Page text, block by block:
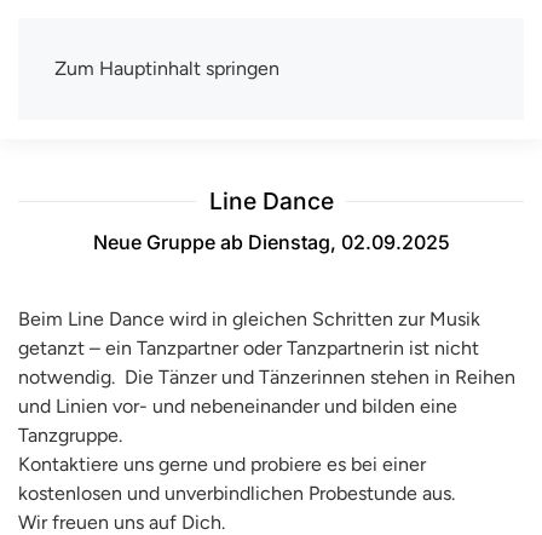
Zum Hauptinhalt springen
TSV Berlin-Wittenau e.V.
Line Dance
Neue Gruppe ab Dienstag, 02.09.2025
Beim Line Dance wird in gleichen Schritten zur Musik
getanzt – ein Tanzpartner oder Tanzpartnerin ist nicht
notwendig. Die Tänzer und Tänzerinnen stehen in Reihen
und Linien vor- und nebeneinander und bilden eine
Tanzgruppe.
Kontaktiere uns gerne und probiere es bei einer
kostenlosen und unverbindlichen Probestunde aus.
Wir freuen uns auf Dich.